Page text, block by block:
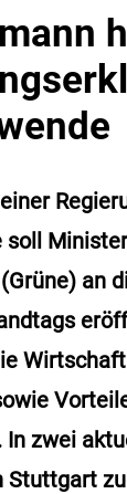
soll
an
zwei
Stuttgart